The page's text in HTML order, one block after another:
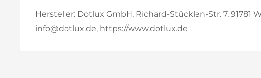
Hersteller: Dotlux GmbH, Richard-Stücklen-Str. 7, 91781
info@dotlux.de, https://www.dotlux.de